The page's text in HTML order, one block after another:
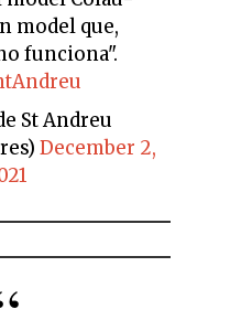
model que,
funciona".
St Andreu
December 2,